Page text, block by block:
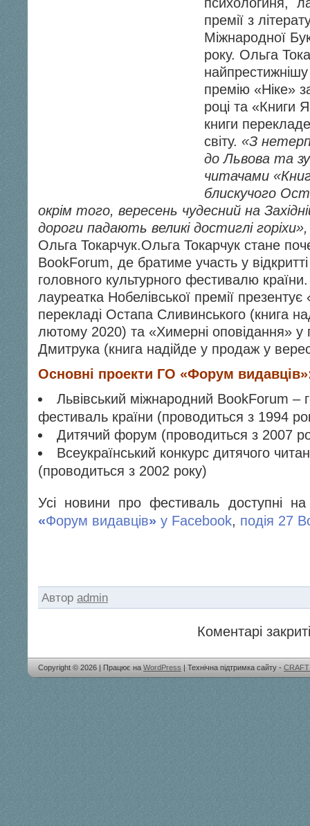
премії з
Міжнародної
року. Ольга
премію «Ніке»
році та «Книги
книги
світу. «З
до Львова та
читачами
блискучого
окрім того, вересень чудесний на
дороги падають великі достиглі
Ольга Токарчук.Ольга Токарчук стане
BookForum, де братиме участь у
головного культурного фестивалю
лауреатка Нобелівської премії
перекладі Остапа Сливинського (книга
лютому 2020) та «Химерні оповідання» у
Дмитрука (книга надійде у продаж у
Основні проекти ГО «Форум
Львівський міжнародний BookForum –
фестиваль країни (проводиться з 1994
Дитячий форум (проводиться з 2007
Всеукраїнський конкурс дитячого
(проводиться з 2002 року)
Усі новини про фестиваль доступні на
«Форум видавців» у Facebook, подія 27
Автор admin
Коментарі
Copyright © 2026 | Працює на WordPress | Технічна підтримка сайту -